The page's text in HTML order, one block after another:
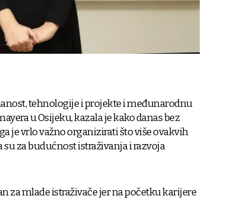
tehnologije i projekte i međunarodnu
u Osijeku, kazala je kako danas bez
je vrlo važno organizirati što više ovakvih
za budućnost istraživanja i razvoja
za mlade istraživače jer na početku karijere